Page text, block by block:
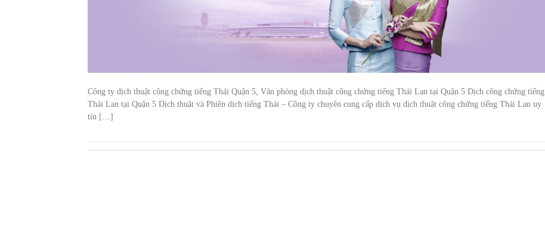
Công ty dịch thuật công chứng tiếng Thái Quận 5, Văn phòng dịch thuật công chứng tiếng Thái Lan tại Quận 5 Dịch công chứng tiếng
Thái Lan tại Quận 5 Dịch thuật và Phiên dịch tiếng Thái – Công ty chuyên cung cấp dịch vụ dịch thuật công chứng tiếng Thái Lan uy
tín […]